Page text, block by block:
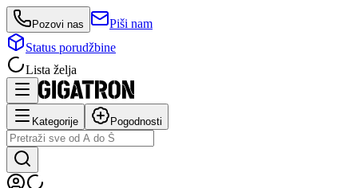
Pozovi nas
Piši nam
Status porudžbine
Lista želja
Kategorije Pogodnosti